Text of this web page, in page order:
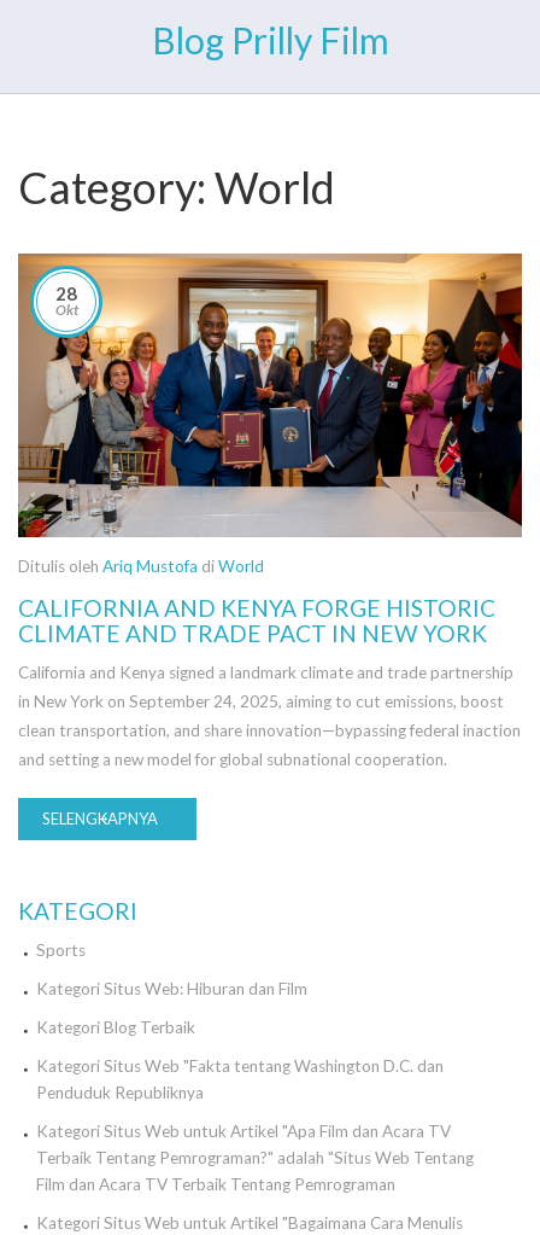
Blog Prilly Film
Category: World
28
Okt
Ditulis oleh Ariq Mustofa diWorld
CALIFORNIA AND KENYA FORGE HISTORIC
CLIMATE AND TRADE PACT IN NEW YORK
California and Kenya signed a landmark climate and trade partnership
in New York on September 24, 2025, aiming to cut emissions, boost
clean transportation, and share innovation—bypassing federal inaction
and setting a new model for global subnational cooperation.
SELENGKAPNYA
KATEGORI
Sports
Kategori Situs Web: Hiburan dan Film
Kategori Blog Terbaik
Kategori Situs Web "Fakta tentang Washington D.C. dan
Penduduk Republiknya
Kategori Situs Web untuk Artikel "Apa Film dan Acara TV
Terbaik Tentang Pemrograman?" adalah "Situs Web Tentang
Film dan Acara TV Terbaik Tentang Pemrograman
Kategori Situs Web untuk Artikel "Bagaimana Cara Menulis